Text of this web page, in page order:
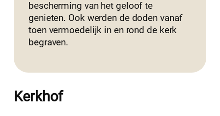
bescherming van het geloof te
genieten. Ook werden de doden vanaf
toen vermoedelijk in en rond de kerk
begraven.
Kerkhof